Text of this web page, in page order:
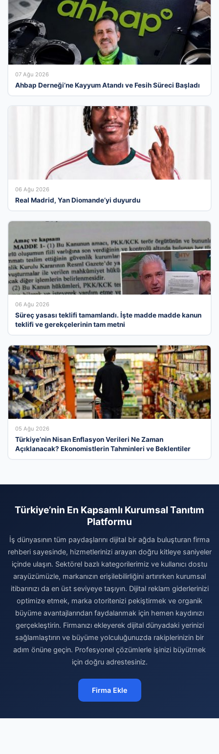
07 Ağu 2026
Ahbap Derneği’ne Kayyum Atandı ve Fesih Süreci Başladı
06 Ağu 2026
Real Madrid, Yan Diomande’yi duyurdu
06 Ağu 2026
Süreç yasası teklifi tamamlandı. İşte madde madde kanun
teklifi ve gerekçelerinin tam metni
05 Ağu 2026
Türkiye’nin Nisan Enflasyon Verileri Ne Zaman
Açıklanacak? Ekonomistlerin Tahminleri ve Beklentiler
Türkiye’nin En Kapsamlı Kurumsal Tanıtım
Platformu
İş dünyasının tüm paydaşlarını dijital bir ağda buluşturan firma
rehberi sayesinde, hizmetlerinizi arayan doğru kitleye saniyeler
içinde ulaşın. Sektörel bazlı kategorilerimiz ve kullanıcı dostu
arayüzümüzle, markanızın erişilebilirliğini artırırken kurumsal
itibarınızı da en üst seviyeye taşıyın. Dijital reklam giderlerinizi
optimize etmek, marka otoritenizi pekiştirmek ve organik
büyüme avantajlarından faydalanmak için hemen kaydınızı
gerçekleştirin. Firmanızı ekleyerek dijital dünyadaki yerinizi
sağlamlaştırın ve büyüme yolculuğunuzda rakiplerinizin bir
adım önüne geçin. Profesyonel çözümlerle işinizi büyütmek
için doğru adrestesiniz.
Firma Ekle